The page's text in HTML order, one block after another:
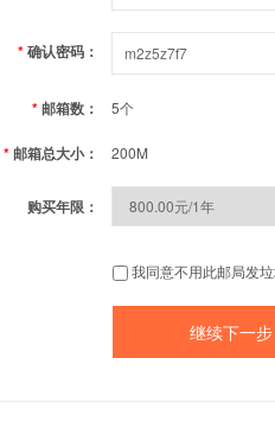
*确认密码：
*邮箱数： 5个
*邮箱总大小： 200M
购买年限：
我同意不用此邮局发